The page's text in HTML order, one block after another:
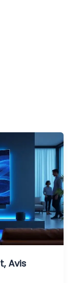
Avis